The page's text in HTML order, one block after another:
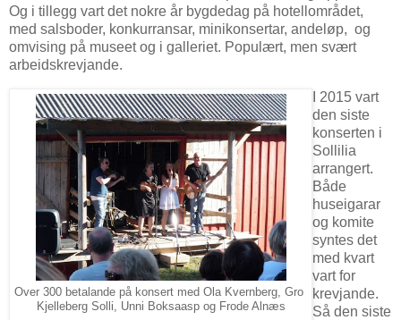
Og i tillegg vart det nokre år bygdedag på hotellområdet,
med salsboder, konkurransar, minikonsertar, andeløp, og
omvising på museet og i galleriet. Populært, men svært
arbeidskrevjande.
Over 300 betalande på konsert med Ola Kvernberg, Gro
Kjelleberg Solli, Unni Boksaasp og Frode Alnæs
I 2015 vart
den siste
konserten i
Sollilia
arrangert.
Både
huseigarar
og komite
syntes det
med kvart
vart for
krevjande.
Så den siste